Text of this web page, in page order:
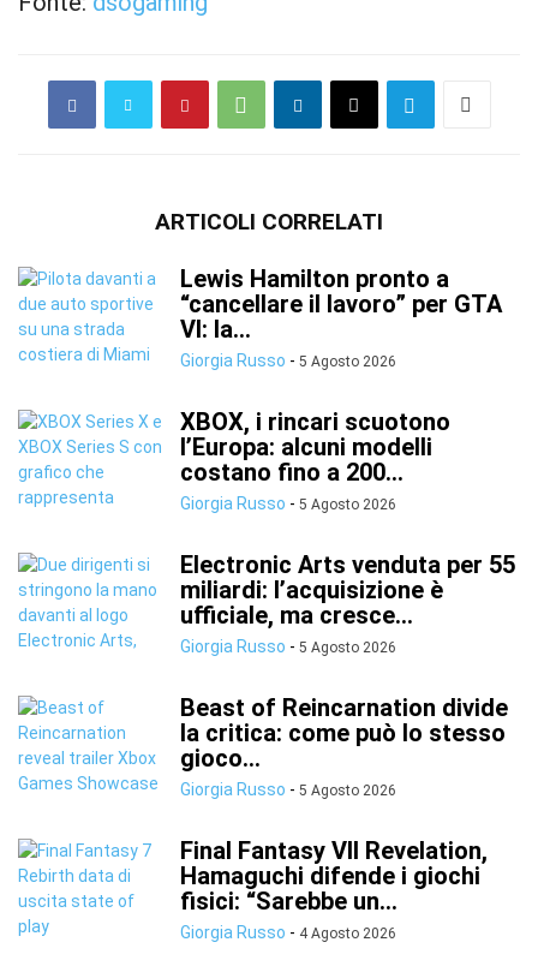
ARTICOLI CORRELATI
Lewis Hamilton pronto a
“cancellare il lavoro” per GTA
VI: la...
Giorgia Russo - 5 Agosto 2026
XBOX, i rincari scuotono
l’Europa: alcuni modelli
costano fino a 200...
Giorgia Russo - 5 Agosto 2026
Electronic Arts venduta per 55
miliardi: l’acquisizione è
ufficiale, ma cresce...
Giorgia Russo - 5 Agosto 2026
Beast of Reincarnation divide
la critica: come può lo stesso
gioco...
Giorgia Russo - 5 Agosto 2026
Final Fantasy VII Revelation,
Hamaguchi difende i giochi
fisici: “Sarebbe un...
Giorgia Russo - 4 Agosto 2026